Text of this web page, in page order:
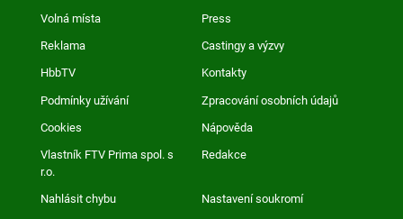
Volná místa Press
Reklama Castingy a výzvy
HbbTV Kontakty
Podmínky užívání Zpracování osobních údajů
Cookies Nápověda
Vlastník FTV Prima spol. s
r.o.
Redakce
Nahlásit chybu Nastavení soukromí